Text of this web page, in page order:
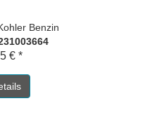
Benzin
€ *